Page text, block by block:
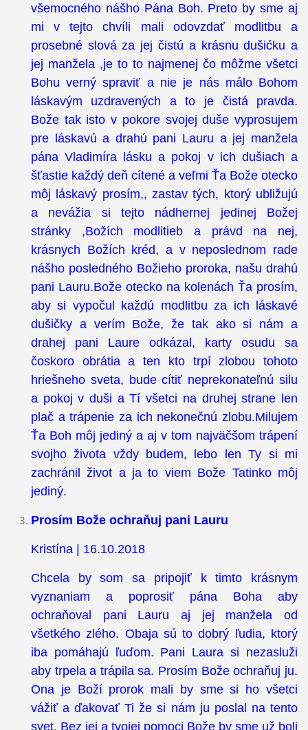
všemocného nášho Pána Boh. Preto by sme aj
mi v tejto chvíli mali odovzdať modlitbu a
prosebné slová za jej čistú a krásnu dušićku a
jej manžela ,je to to najmenej čo môžme všetci
Bohu verný spraviť a nie je nás málo Bohom
láskavým uzdravených a to je čistá pravda.
Bože tak isto v pokore svojej duše vyprosujem
pre láskavú a drahú pani Lauru a jej manžela
pána Vladimíra lásku a pokoj v ich dušiach a
šťastie každý deň cítené a veľmi Ťa Bože otecko
môj láskavý prosím,, zastav tých, ktorý ubližujú
a nevážia si tejto nádhernej jedinej Božej
stránky ,Božích modlitieb a právd na nej,
krásnych Božích kréd, a v neposlednom rade
nášho posledného Božieho proroka, našu drahú
pani Lauru.Bože otecko na kolenách Ťa prosím,
aby si vypočul každú modlitbu za ich láskavé
dušičky a verím Bože, že tak ako si nám a
drahej pani Laure odkázal, karty osudu sa
čoskoro obrátia a ten kto trpí zlobou tohoto
hriešneho sveta, bude cítiť neprekonateľnú silu
a pokoj v duši a Tí všetci na druhej strane len
plač a trápenie za ich nekonečnú zlobu.Milujem
Ťa Boh môj jediný a aj v tom najväčšom trápení
svojho života vždy budem, lebo len Ty si mi
zachránil život a ja to viem Bože Tatinko môj
jediný.
Prosím Bože ochraňuj pani Lauru
Kristína | 16.10.2018
Chcela by som sa pripojiť k timto krásnym
vyznaniam a poprosiť pána Boha aby
ochraňoval pani Lauru aj jej manžela od
všetkého zlého. Obaja sú to dobrý ľudia, ktorý
iba pomáhajú ľuďom. Pani Laura si nezasluži
aby trpela a trápila sa. Prosím Bože ochraňuj ju.
Ona je Boží prorok mali by sme si ho všetci
vážiť a ďakovať Ti že si nám ju poslal na tento
svet. Bez jej a tvojej pomoci Bože by sme už boli